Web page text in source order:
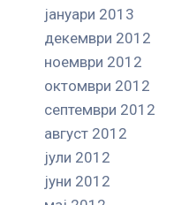
јануари 2013
декември 2012
ноември 2012
октомври 2012
септември 2012
август 2012
јули 2012
јуни 2012